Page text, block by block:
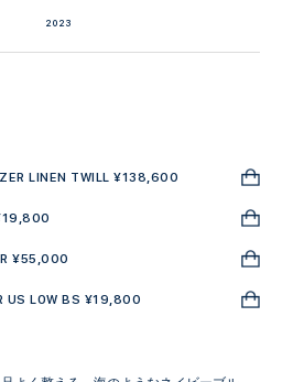
2023
LINEN TWILL ¥138,600
¥55,000
US LOW BS ¥19,800